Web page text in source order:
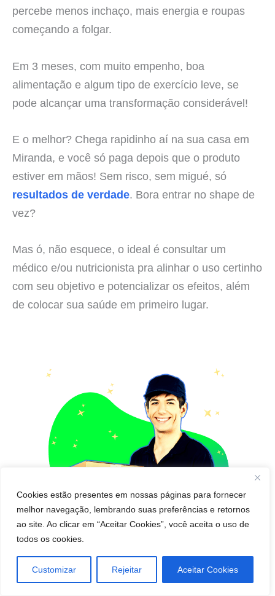
Cookies estão presentes em nossas páginas para fornecer
melhor navegação, lembrando suas preferências e retornos
ao site. Ao clicar em “Aceitar Cookies”, você aceita o uso de
todos os cookies.
Customizar Rejeitar Aceitar Cookies
percebe menos inchaço, mais energia e roupas
começando a folgar.
Em 3 meses, com muito empenho, boa
alimentação e algum tipo de exercício leve, se
pode alcançar uma transformação considerável!
E o melhor? Chega rapidinho aí na sua casa em
Miranda, e você só paga depois que o produto
estiver em mãos! Sem risco, sem migué, só
resultados de verdade. Bora entrar no shape de
vez?
Mas ó, não esquece, o ideal é consultar um
médico e/ou nutricionista pra alinhar o uso certinho
com seu objetivo e potencializar os efeitos, além
de colocar sua saúde em primeiro lugar.
Pedido de cápsula que emagrece para Entregar